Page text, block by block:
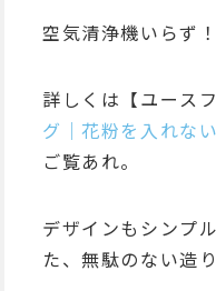
空気清浄機いらず！
詳しくは【ユース
グ｜花粉を入れな
ご覧あれ。
デザインもシンプ
た、無駄のない造